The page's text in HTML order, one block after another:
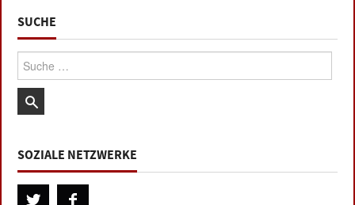
SUCHE
Suche:
SOZIALE NETZWERKE